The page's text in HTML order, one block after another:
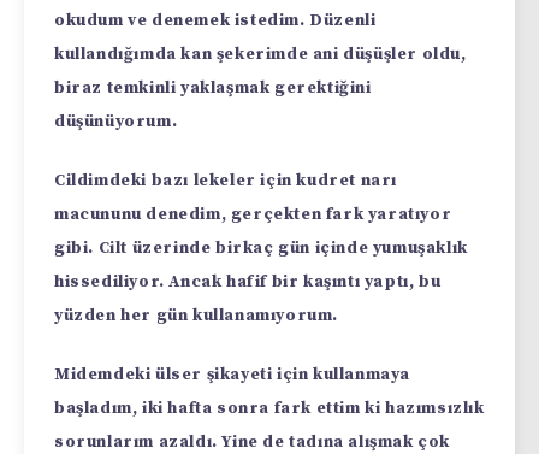
okudum ve denemek istedim. Düzenli
kullandığımda kan şekerimde ani düşüşler oldu,
biraz temkinli yaklaşmak gerektiğini
düşünüyorum.
Cildimdeki bazı lekeler için kudret narı
macununu denedim, gerçekten fark yaratıyor
gibi. Cilt üzerinde birkaç gün içinde yumuşaklık
hissediliyor. Ancak hafif bir kaşıntı yaptı, bu
yüzden her gün kullanamıyorum.
Midemdeki ülser şikayeti için kullanmaya
başladım, iki hafta sonra fark ettim ki hazımsızlık
sorunlarım azaldı. Yine de tadına alışmak çok